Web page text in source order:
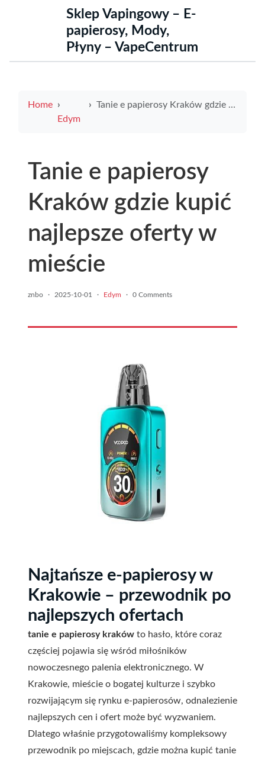
Sklep Vapingowy – E-
papierosy, Mody,
Płyny – VapeCentrum
Home
Edym
Tanie e papierosy Kraków gdzie kupić najlepsze oferty w mieście
Tanie e papierosy
Kraków gdzie kupić
najlepsze oferty w
mieście
znbo · 2025-10-01 · Edym · 0 Comments
Najtańsze e-papierosy w
Krakowie – przewodnik po
najlepszych ofertach
tanie e papierosy kraków to hasło, które coraz
częściej pojawia się wśród miłośników
nowoczesnego palenia elektronicznego. W
Krakowie, mieście o bogatej kulturze i szybko
rozwijającym się rynku e-papierosów, odnalezienie
najlepszych cen i ofert może być wyzwaniem.
Dlatego właśnie przygotowaliśmy kompleksowy
przewodnik po miejscach, gdzie można kupić tanie